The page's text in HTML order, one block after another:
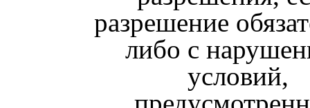
разрешение
либо с
условий,